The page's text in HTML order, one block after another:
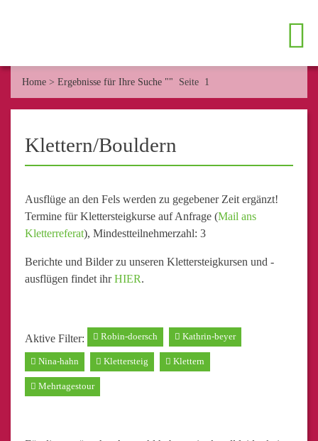
Home > Ergebnisse für Ihre Suche "" Seite 1
Klettern/Bouldern
Ausflüge an den Fels werden zu gegebener Zeit ergänzt!
Termine für Klettersteigkurse auf Anfrage (Mail ans
Kletterreferat), Mindestteilnehmerzahl: 3
Berichte und Bilder zu unseren Klettersteigkursen und -
ausflügen findet ihrHIER.
Aktive Filter: Robin-doersch Kathrin-beyer
Nina-hahn Klettersteig Klettern
Mehrtagestour